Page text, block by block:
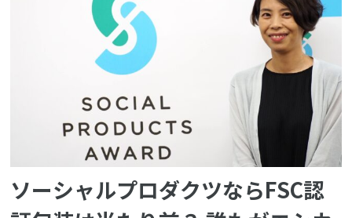
ソーシャルプロダクツならFSC認